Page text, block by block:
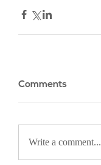
Comments
Write a comment...